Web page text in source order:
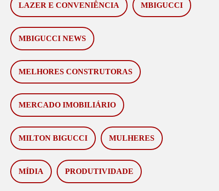
LAZER E CONVENIÊNCIA MBIGUCCI
MBIGUCCI NEWS
MELHORES CONSTRUTORAS
MERCADO IMOBILIÁRIO
MILTON BIGUCCI MULHERES
MÍDIA PRODUTIVIDADE